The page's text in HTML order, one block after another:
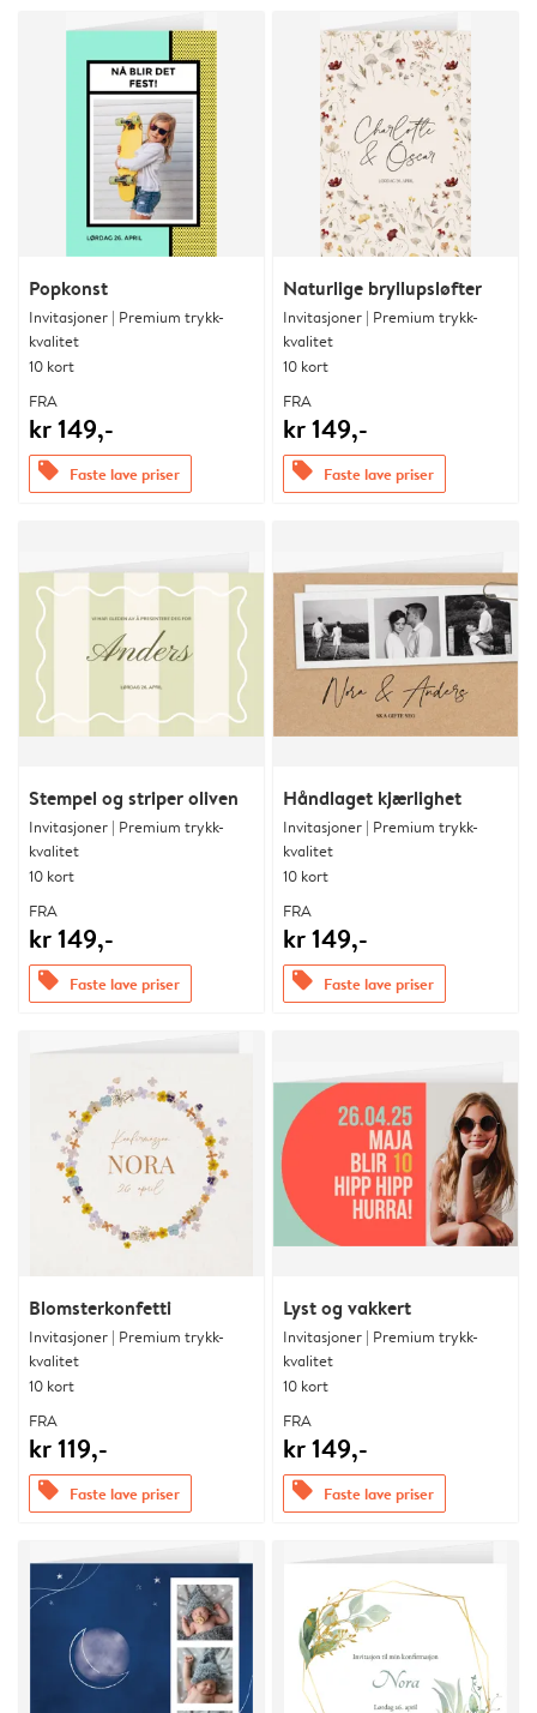
Popkonst
Invitasjoner | Premium trykk-
kvalitet
10 kort
FRA
kr 149,-
offers Faste lave priser
Naturlige bryllupsløfter
Invitasjoner | Premium trykk-
kvalitet
10 kort
FRA
kr 149,-
offers Faste lave priser
Stempel og striper oliven
Invitasjoner | Premium trykk-
kvalitet
10 kort
FRA
kr 149,-
offers Faste lave priser
Håndlaget kjærlighet
Invitasjoner | Premium trykk-
kvalitet
10 kort
FRA
kr 149,-
offers Faste lave priser
Blomsterkonfetti
Invitasjoner | Premium trykk-
kvalitet
10 kort
FRA
kr 119,-
offers Faste lave priser
Lyst og vakkert
Invitasjoner | Premium trykk-
kvalitet
10 kort
FRA
kr 149,-
offers Faste lave priser